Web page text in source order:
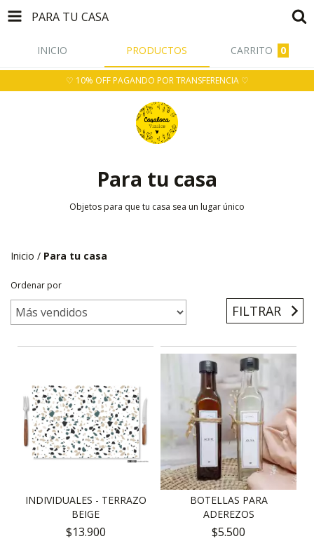
PARA TU CASA
INICIO PRODUCTOS CARRITO 0
♡ 10% OFF PAGANDO POR TRANSFERENCIA ♡
Para tu casa
Objetos para que tu casa sea un lugar único
Inicio / Para tu casa
Ordenar por
FILTRAR
INDIVIDUALES - TERRAZO
BEIGE
$13.900
BOTELLAS PARA
ADEREZOS
$5.500